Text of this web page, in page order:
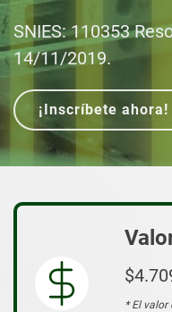
SNIES: 110353
14/11/2019.
¡Inscríbete ahora!
* El